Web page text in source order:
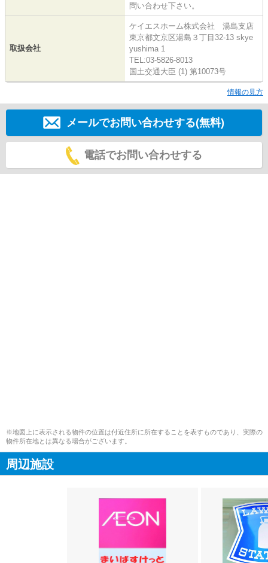
問い合わせ下さい。
取扱会社
ケイエスホーム株式会社 湯島支店
東京都文京区湯島３丁目32-13 skye
yushima 1
TEL:03-5826-8013
国土交通大臣 (1) 第10073号
情報の見方
メールでお問い合わせする(無料)
電話でお問い合わせする
※地図上に表示される物件の位置は付近住所に所在することを表すものであり、実際の
物件所在地とは異なる場合がございます。
周辺施設